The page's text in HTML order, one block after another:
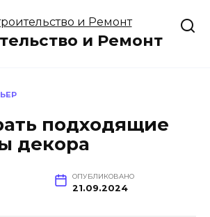
и Ремонт
подходящие
декора
ОПУБЛИКОВАНО
21.09.2024